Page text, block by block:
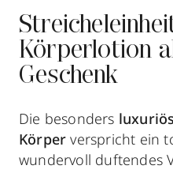
Körperlotion
Geschenk
Die besonders
Körper verspricht ein
wundervoll duftendes